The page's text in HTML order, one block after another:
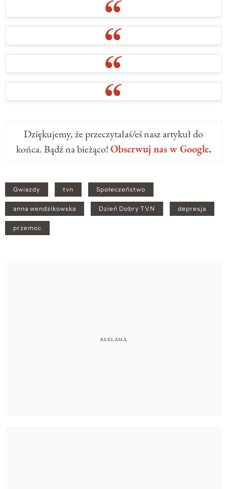
Dziękujemy, że przeczytałaś/eś nasz artykuł do
końca. Bądź na bieżąco!Obserwuj nas w Google.
Gwiazdy tvn Społeczeństwo
anna wendzikowska Dzień Dobry TVN depresja
przemoc